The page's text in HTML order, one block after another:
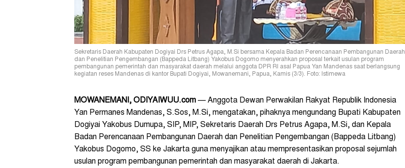
Sekretaris Daerah Kabupaten Dogiyai Drs Petrus Agapa, M.Si bersama Kepala Badan Perencanaan Pembangunan Daerah
dan Penelitian Pengembangan (Bappeda Litbang) Yakobus Dogomo menyerahkan proposal terkait usulan program
pembangunan pemerintah dan masyarakat daerah melalui anggota DPR RI asal Papua Yan Mandenas saat berlangsung
kegiatan reses Mandenas di kantor Bupati Dogiyai, Mowanemani, Papua, Kamis (3/3). Foto: Istimewa
MOWANEMANI, ODIYAIWUU.com — Anggota Dewan Perwakilan Rakyat Republik Indonesia
Yan Permanes Mandenas, S.Sos, M.Si, mengatakan, pihaknya mengundang Bupati Kabupaten
Dogiyai Yakobus Dumupa, SIP, MIP, Sekretaris Daerah Drs Petrus Agapa, M.Si, dan Kepala
Badan Perencanaan Pembangunan Daerah dan Penelitian Pengembangan (Bappeda Litbang)
Yakobus Dogomo, SS ke Jakarta guna menyajikan atau mempresentasikan proposal sejumlah
usulan program pembangunan pemerintah dan masyarakat daerah di Jakarta.